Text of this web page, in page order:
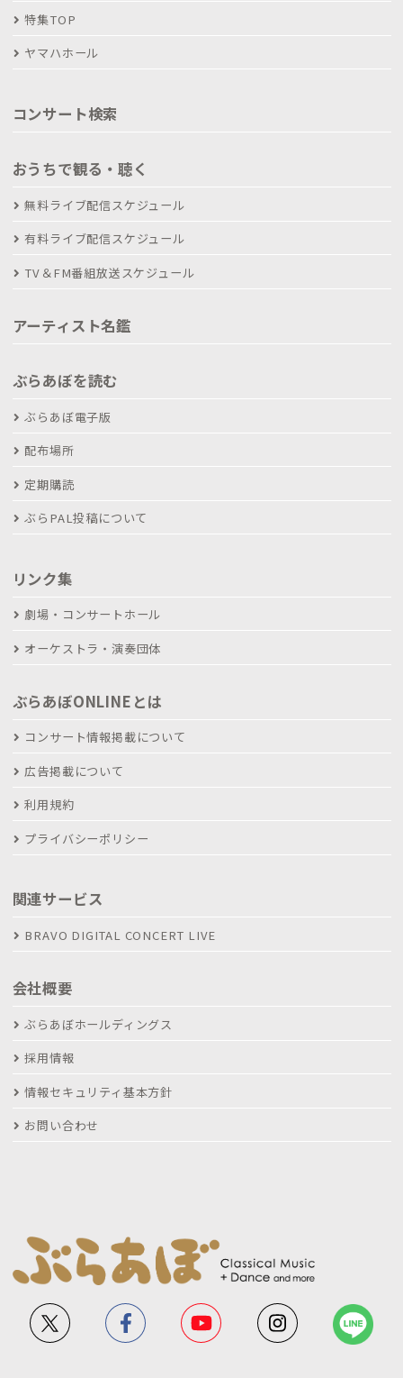
特集TOP
ヤマハホール
コンサート検索
おうちで観る・聴く
無料ライブ配信スケジュール
有料ライブ配信スケジュール
TV＆FM番組放送スケジュール
アーティスト名鑑
ぶらあぼを読む
ぶらあぼ電子版
配布場所
定期購読
ぶらPAL投稿について
リンク集
劇場・コンサートホール
オーケストラ・演奏団体
ぶらあぼONLINEとは
コンサート情報掲載について
広告掲載について
利用規約
プライバシーポリシー
関連サービス
BRAVO DIGITAL CONCERT LIVE
会社概要
ぶらあぼホールディングス
採用情報
情報セキュリティ基本方針
お問い合わせ